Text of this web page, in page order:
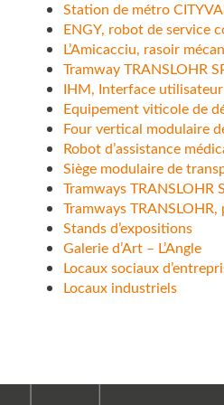
Station de métro
ENGY, robot de service
L’Amicacciu, rasoir
Tramway TRANSLOHR
IHM, Interface
Equipement viticole de
Four vertical modulaire
Robot d’assistance
Siège modulaire de
Tramways TRANSLOHR
Tramways
Stands d’expositions
Galerie d’Art – L’Angle
Locaux sociaux
Locaux industriels